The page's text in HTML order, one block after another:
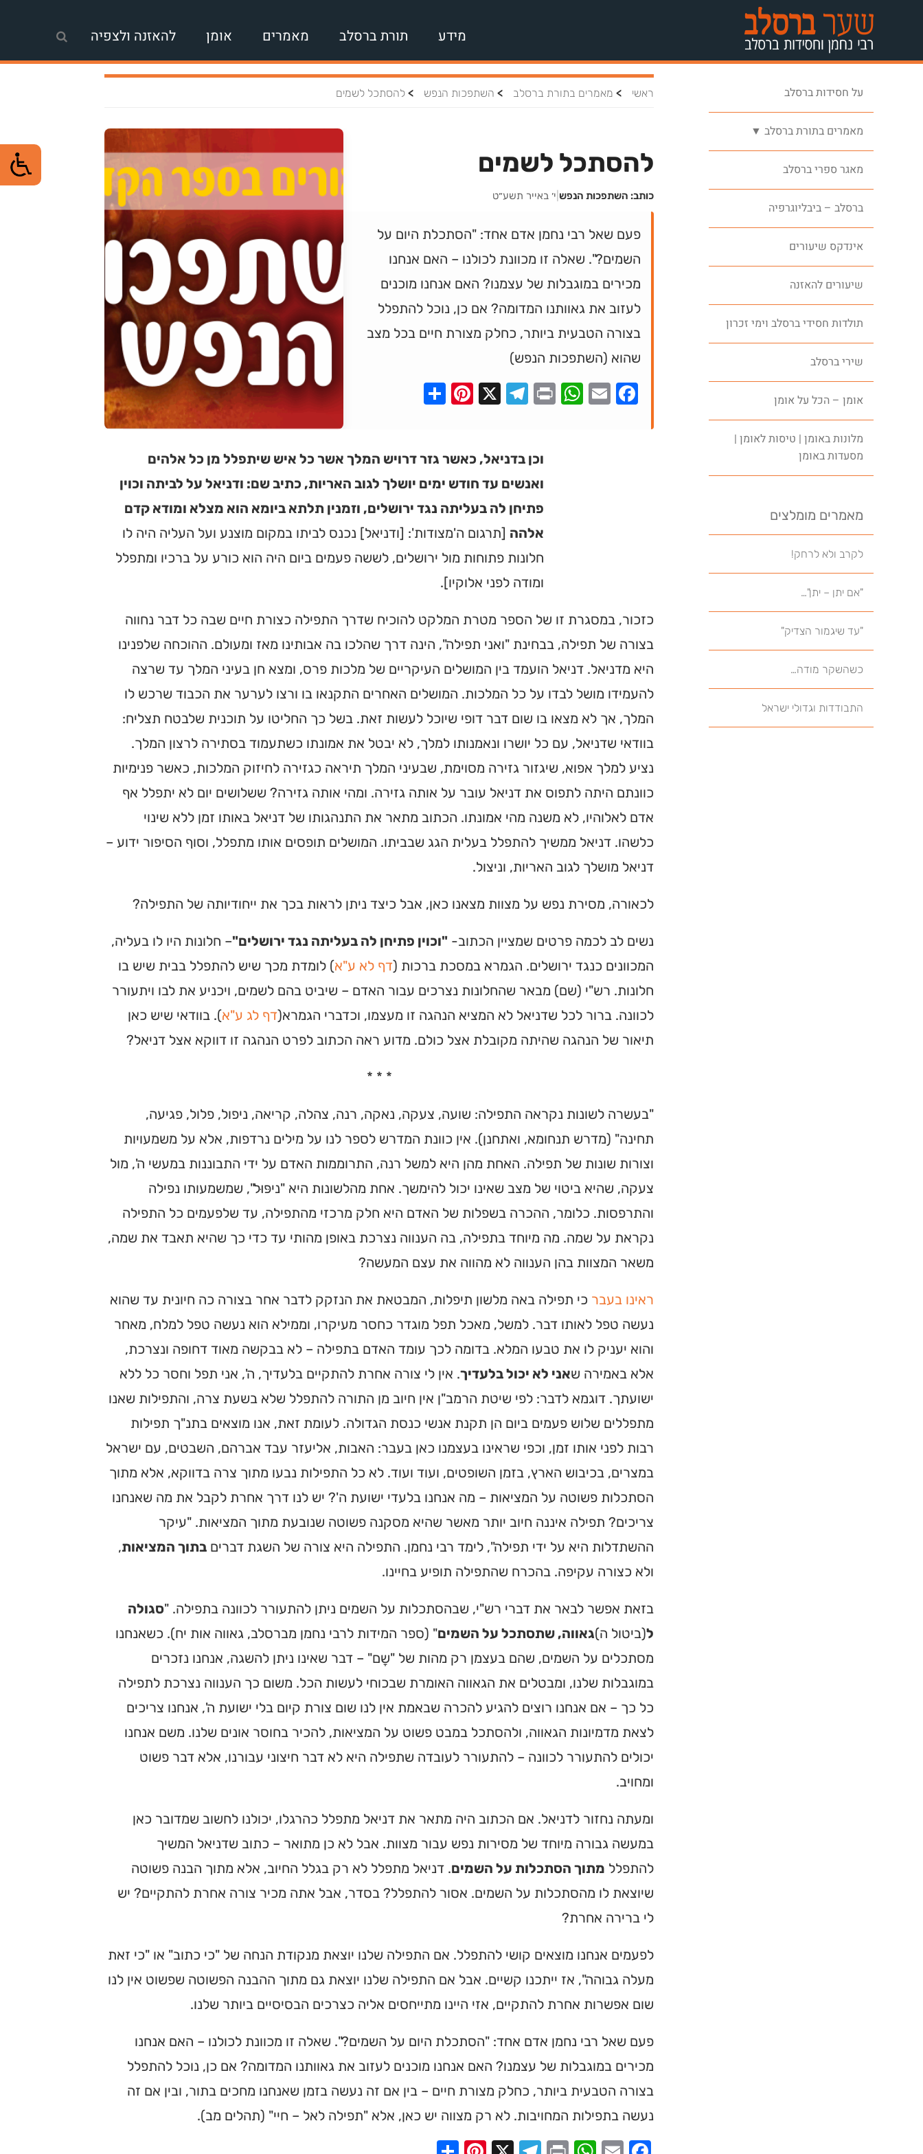
מידע תורת ברסלב מאמרים אומן להאזנה ולצפיה
על חסידות ברסלב
מאמרים בתורת ברסלב ▼
מאגר ספרי ברסלב
ברסלב – ביבליוגרפיה
אינדקס שיעורים
שיעורים להאזנה
תולדות חסידי ברסלב וימי זכרון
שירי ברסלב
אומן – הכל על אומן
מלונות באומן | טיסות לאומן |
מסעדות באומן
מאמרים מומלצים
לקרב ולא לרחק!
"אם יתן – יתן"…
"עד שיגמור הצדיק"
כשהשקר מודה…
התבודדות וגדולי ישראל
ראשי > מאמרים בתורת ברסלב > השתפכות הנפש > להסתכל לשמים
להסתכל לשמים
כותב: השתפכות הנפש י׳ באייר תשע״ט
פעם שאל רבי נחמן אדם אחד: "הסתכלת היום על
השמים?". שאלה זו מכוונת לכולנו – האם אנחנו
מכירים במוגבלות של עצמנו? האם אנחנו מוכנים
לעזוב את גאוותנו המדומה? אם כן, נוכל להתפלל
בצורה הטבעית ביותר, כחלק מצורת חיים בכל מצב
שהוא (השתפכות הנפש)
Facebook
Email
WhatsApp
Print
Telegram
X
Pinterest
וכן בדניאל, כאשר גזר דרויש המלך אשר כל איש שיתפלל מן כל אלהים
ואנשים עד חודש ימים יושלך לגוב האריות, כתיב שם: ודניאל על לביתה וכוין
פתיחן לה בעליתה נגד ירושלים, וזמנין תלתא ביומא הוא מצלא ומודא קדם
אלהה [תרגום ה'מצודות': [ודניאל] נכנס לביתו במקום מוצנע ועל העליה היה לו
חלונות פתוחות מול ירושלים, לששה פעמים ביום היה הוא כורע על ברכיו ומתפלל
ומודה לפני אלוקיו].
כזכור, במסגרת זו של הספר מטרת המלקט להוכיח שדרך התפילה כצורת חיים שבה כל דבר נחווה
בצורה של תפילה, בבחינת "ואני תפילה", הינה דרך שהלכו בה אבותינו מאז ומעולם. ההוכחה שלפנינו
היא מדניאל. דניאל הועמד בין המושלים העיקריים של מלכות פרס, ומצא חן בעיני המלך עד שרצה
להעמידו מושל לבדו על כל המלכות. המושלים האחרים התקנאו בו ורצו לערער את הכבוד שרכש לו
המלך, אך לא מצאו בו שום דבר דופי שיוכל לעשות זאת. בשל כך החליטו על תוכנית שלבטח תצליח:
בוודאי שדניאל, עם כל יושרו ונאמנותו למלך, לא יבטל את אמונתו כשתעמוד בסתירה לרצון המלך.
נציע למלך אפוא, שיגזור גזירה מסוימת, שבעיני המלך תיראה כגזירה לחיזוק המלכות, כאשר פנימיות
כוונתם היתה לתפוס את דניאל עובר על אותה גזירה. ומהי אותה גזירה? ששלושים יום לא יתפלל אף
אדם לאלוהיו, לא משנה מהי אמונתו. הכתוב מתאר את התנהגותו של דניאל באותו זמן ללא שינוי
כלשהו. דניאל ממשיך להתפלל בעלית הגג שבביתו. המושלים תופסים אותו מתפלל, וסוף הסיפור ידוע –
דניאל מושלך לגוב האריות, וניצול.
לכאורה, מסירת נפש על מצוות מצאנו כאן, אבל כיצד ניתן לראות בכך את ייחודיותה של התפילה?
נשים לב לכמה פרטים שמציין הכתוב- "וכוין פתיחן לה בעליתה נגד ירושלים"– חלונות היו לו בעליה,
המכוונים כנגד ירושלים. הגמרא במסכת ברכות (דף לא ע"א) לומדת מכך שיש להתפלל בבית שיש בו
חלונות. רש"י (שם) מבאר שהחלונות נצרכים עבור האדם – שיביט בהם לשמים, ויכניע את לבו ויתעורר
לכוונה. ברור לכל שדניאל לא המציא הנהגה זו מעצמו, וכדברי הגמרא(דף לג ע"א). בוודאי שיש כאן
תיאור של הנהגה שהיתה מקובלת אצל כולם. מדוע ראה הכתוב לפרט הנהגה זו דווקא אצל דניאל?
* * *
"בעשרה לשונות נקראה התפילה: שועה, צעקה, נאקה, רנה, צהלה, קריאה, ניפול, פלול, פגיעה,
תחינה" (מדרש תנחומא, ואתחנן). אין כוונת המדרש לספר לנו על מילים נרדפות, אלא על משמעויות
וצורות שונות של תפילה. האחת מהן היא למשל רנה, התרוממות האדם על ידי התבוננות במעשי ה', מול
צעקה, שהיא ביטוי של מצב שאינו יכול להימשך. אחת מהלשונות היא "ניפּוּל", שמשמעותו נפילה
והתרפסות. כלומר, ההכרה בשפלות של האדם היא חלק מרכזי מהתפילה, עד שלפעמים כל התפילה
נקראת על שמה. מה מיוחד בתפילה, בה הענווה נצרכת באופן מהותי עד כדי כך שהיא תאבד את שמה,
משאר המצוות בהן הענווה לא מהווה את עצם המעשה?
ראינו בעבר כי תפילה באה מלשון תיפלות, המבטאת את הנזקק לדבר אחר בצורה כה חיונית עד שהוא
נעשה טפל לאותו דבר. למשל, מאכל תפל מוגדר כחסר מעיקרו, וממילא הוא נעשה טפל למלח, מאחר
והוא יעניק לו את טבעו המלא. בדומה לכך עומד האדם בתפילה – לא בבקשה מאוד דחופה ונצרכת,
אלא באמירה שאני לא יכול בלעדיך. אין לי צורה אחרת להתקיים בלעדיך, ה', אני תפל וחסר כל ללא
ישועתך. דוגמא לדבר: לפי שיטת הרמב"ן אין חיוב מן התורה להתפלל שלא בשעת צרה, והתפילות שאנו
מתפללים שלוש פעמים ביום הן תקנת אנשי כנסת הגדולה. לעומת זאת, אנו מוצאים בתנ"ך תפילות
רבות לפני אותו זמן, וכפי שראינו בעצמנו כאן בעבר: האבות, אליעזר עבד אברהם, השבטים, עם ישראל
במצרים, בכיבוש הארץ, בזמן השופטים, ועוד ועוד. לא כל התפילות נבעו מתוך צרה בדווקא, אלא מתוך
הסתכלות פשוטה על המציאות – מה אנחנו בלעדי ישועת ה'? יש לנו דרך אחרת לקבל את מה שאנחנו
צריכים? תפילה איננה חיוב יותר מאשר שהיא מסקנה פשוטה שנובעת מתוך המציאות. "עיקר
ההשתדלות היא על ידי תפילה", לימד רבי נחמן. התפילה היא צורה של השגת דברים בתוך המציאות,
ולא כצורה עקיפה. בהכרח שהתפילה תופיע בחיינו.
בזאת אפשר לבאר את דברי רש"י, שבהסתכלות על השמים ניתן להתעורר לכוונה בתפילה. "סגולה
ל(ביטול ה)גאווה, שתסתכל על השמים" (ספר המידות לרבי נחמן מברסלב, גאווה אות יח). כשאנחנו
מסתכלים על השמים, שהם בעצמן רק מהות של "שָם" – דבר שאינו ניתן להשגה, אנחנו נזכרים
במוגבלות שלנו, ומבטלים את הגאווה האומרת שבכוחי לעשות הכל. משום כך הענווה נצרכת לתפילה
כל כך – אם אנחנו רוצים להגיע להכרה שבאמת אין לנו שום צורת קיום בלי ישועת ה', אנחנו צריכים
לצאת מדמיונות הגאווה, ולהסתכל במבט פשוט על המציאות, להכיר בחוסר אונים שלנו. משם אנחנו
יכולים להתעורר לכוונה – להתעורר לעובדה שתפילה היא לא דבר חיצוני עבורנו, אלא דבר פשוט
ומחויב.
ומעתה נחזור לדניאל. אם הכתוב היה מתאר את דניאל מתפלל כהרגלו, יכולנו לחשוב שמדובר כאן
במעשה גבורה מיוחד של מסירות נפש עבור מצוות. אבל לא כן מתואר – כתוב שדניאל המשיך
להתפלל מתוך הסתכלות על השמים. דניאל מתפלל לא רק בגלל החיוב, אלא מתוך הבנה פשוטה
שיוצאת לו מהסתכלות על השמים. אסור להתפלל? בסדר, אבל אתה מכיר צורה אחרת להתקיים? יש
לי ברירה אחרת?
לפעמים אנחנו מוצאים קושי להתפלל. אם התפילה שלנו יוצאת מנקודת הנחה של "כי כתוב" או "כי זאת
מעלה גבוהה", אז ייתכנו קשיים. אבל אם התפילה שלנו יוצאת גם מתוך ההבנה הפשוטה שפשוט אין לנו
שום אפשרות אחרת להתקיים, אזי היינו מתייחסים אליה כצרכים הבסיסיים ביותר שלנו.
פעם שאל רבי נחמן אדם אחד: "הסתכלת היום על השמים?". שאלה זו מכוונת לכולנו – האם אנחנו
מכירים במוגבלות של עצמנו? האם אנחנו מוכנים לעזוב את גאוותנו המדומה? אם כן, נוכל להתפלל
בצורה הטבעית ביותר, כחלק מצורת חיים – בין אם זה נעשה בזמן שאנחנו מחכים בתור, ובין אם זה
נעשה בתפילות המחויבות. לא רק מצווה יש כאן, אלא "תפילה לאל – חיי" (תהלים מב).
Facebook
Email
WhatsApp
Print
Telegram
Pinterest